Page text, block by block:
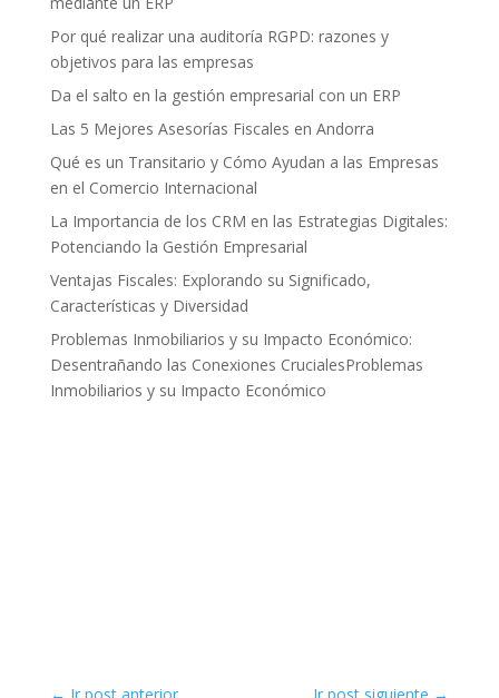
Por qué realizar una auditoría RGPD: razones y
objetivos para las empresas
Da el salto en la gestión empresarial con un ERP
Las 5 Mejores Asesorías Fiscales en Andorra
Qué es un Transitario y Cómo Ayudan a las Empresas
en el Comercio Internacional
La Importancia de los CRM en las Estrategias Digitales:
Potenciando la Gestión Empresarial
Ventajas Fiscales: Explorando su Significado,
Características y Diversidad
Problemas Inmobiliarios y su Impacto Económico:
Desentrañando las Conexiones CrucialesProblemas
Inmobiliarios y su Impacto Económico
← Ir post anterior Ir post siguiente →